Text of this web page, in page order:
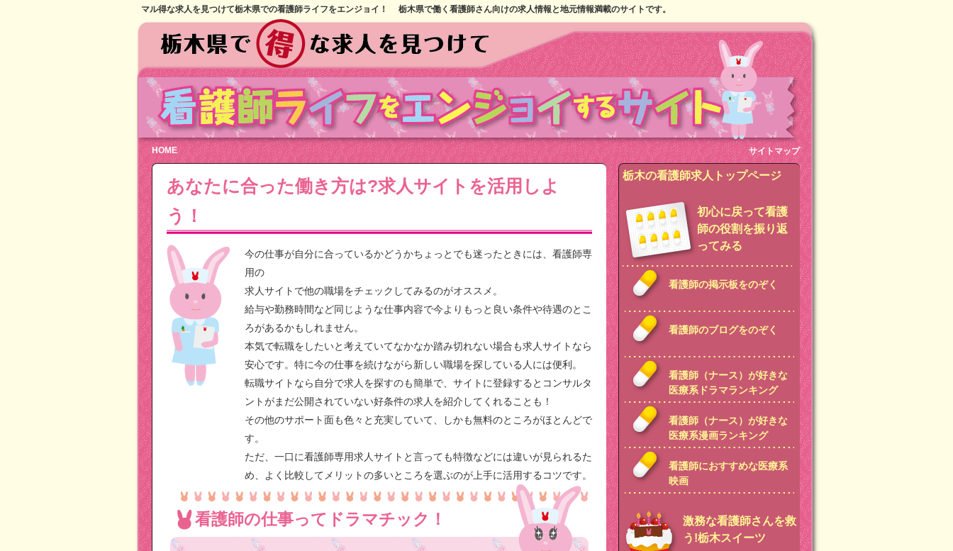
マル得な求人を見つけて栃木県での看護師ライフをエンジョイ！ 栃木県で働く看護師さん向けの求人情報と地元情報満載のサイトです。
HOME サイトマップ
あなたに合った働き方は?求人サイトを活用しよ
う！
今の仕事が自分に合っているかどうかちょっとでも迷ったときには、看護師専
用の
求人サイトで他の職場をチェックしてみるのがオススメ。
給与や勤務時間など同じような仕事内容で今よりもっと良い条件や待遇のとこ
ろがあるかもしれません。
本気で転職をしたいと考えていてなかなか踏み切れない場合も求人サイトなら
安心です。特に今の仕事を続けながら新しい職場を探している人には便利。
転職サイトなら自分で求人を探すのも簡単で、サイトに登録するとコンサルタ
ントがまだ公開されていない好条件の求人を紹介してくれることも！
その他のサポート面も色々と充実していて、しかも無料のところがほとんどで
す。
ただ、一口に看護師専用求人サイトと言っても特徴などには違いが見られるた
め、よく比較してメリットの多いところを選ぶのが上手に活用するコツです。
看護師の仕事ってドラマチック！
栃木の看護師求人トップページ
初心に戻って看護
師の役割を振り返
ってみる
看護師の掲示板をのぞく
看護師のブログをのぞく
看護師（ナース）が好きな
医療系ドラマランキング
看護師（ナース）が好きな
医療系漫画ランキング
看護師におすすめな医療系
映画
激務な看護師さんを救
う!栃木スイーツ